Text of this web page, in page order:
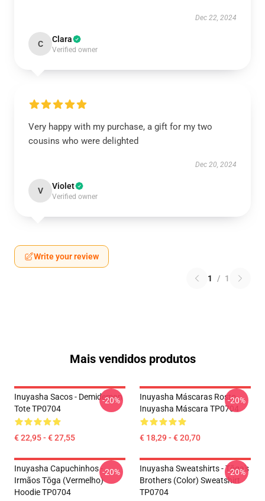
Dec 22, 2024
C Clara
Verified owner
Very happy with my purchase, a gift for my two
cousins who were delighted
Dec 20, 2024
V Violet
Verified owner
Write your review
1 / 1
Mais vendidos produtos
Inuyasha Sacos - Demidemon
Tote TP0704
€ 22,95 - € 27,55
-20%
Inuyasha Máscaras Rosto
Inuyasha Máscara TP0704
€ 18,29 - € 20,70
-20%
Inuyasha Capuchinhos -
Irmãos Tōga (vermelho)
Hoodie TP0704
-20%
Inuyasha Sweatshirts - Tōga's
Brothers (color) Sweatshirt
TP0704
-20%